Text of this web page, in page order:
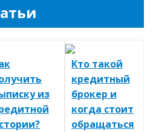
из
Кто такой
кредитный
брокер и
когда стоит
обращаться